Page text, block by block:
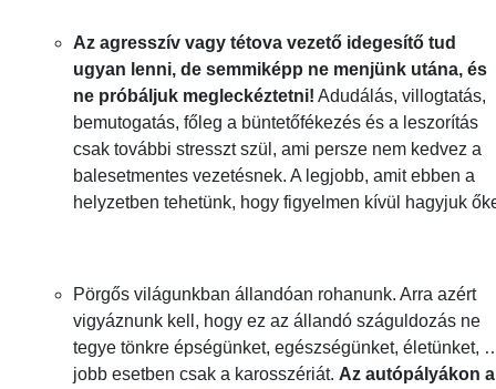
Az agresszív vagy tétova vezető idegesítő tud
ugyan lenni, de semmiképp ne menjünk utána, és
ne próbáljuk megleckéztetni! Adudálás, villogtatás,
bemutogatás, főleg a büntetőfékezés és a leszorítás
csak további stresszt szül, ami persze nem kedvez a
balesetmentes vezetésnek. A legjobb, amit ebben a
helyzetben tehetünk, hogy figyelmen kívül hagyjuk
Pörgős világunkban állandóan rohanunk. Arra azért
vigyáznunk kell, hogy ez az állandó száguldozás ne
tegye tönkre épségünket, egészségünket, életünket,
jobb esetben csak a karosszériát. Az autópályákon a